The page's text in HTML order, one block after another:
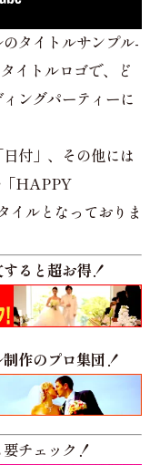
タイトルサンプル-
イトルロゴで、ど
ングパーティーに
付」、その他には
HAPPY
ルとなっておりま
ると超お得！
作のプロ集団！
要チェック！